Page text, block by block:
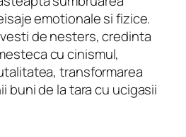
emotionale si fizice.
de nesters, credinta
cu cinismul,
transformarea
buni de la tara cu ucigasii